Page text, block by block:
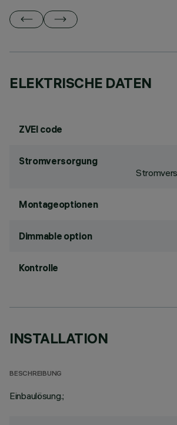
ELEKTRISCHE DATEN
ZVEI code
Stromversorgung
Montageoptionen
Dimmable option
Kontrolle
INSTALLATION
BESCHREIBUNG
Einbaulösung.;